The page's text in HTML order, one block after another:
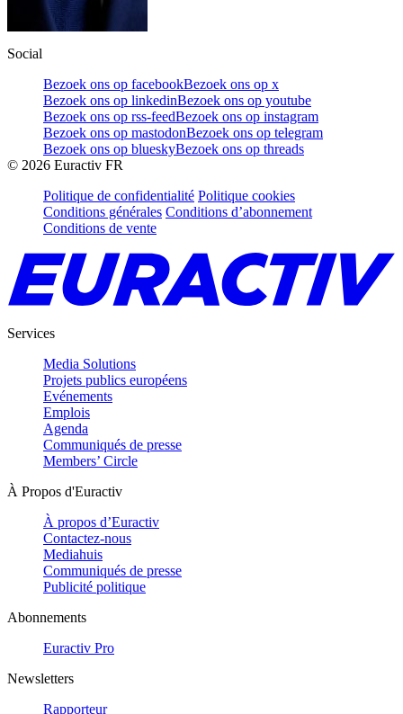
Social
Bezoek ons op facebookBezoek ons op x
Bezoek ons op linkedinBezoek ons op youtube
Bezoek ons op rss-feedBezoek ons op instagram
Bezoek ons op mastodonBezoek ons op telegram
Bezoek ons op blueskyBezoek ons op threads
© 2026 Euractiv FR
Politique de confidentialité Politique cookies
Conditions générales Conditions d’abonnement
Conditions de vente
Services
Media Solutions
Projets publics européens
Evénements
Emplois
Agenda
Communiqués de presse
Members’ Circle
À Propos d'Euractiv
À propos d’Euractiv
Contactez-nous
Mediahuis
Communiqués de presse
Publicité politique
Abonnements
Euractiv Pro
Newsletters
Rapporteur